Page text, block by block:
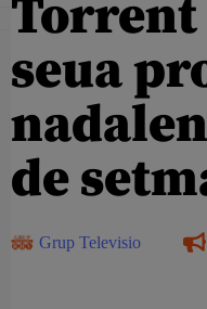
seua
de
Grup Televisio